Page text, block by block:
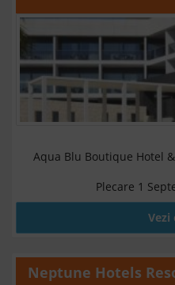
Aqua Blu Boutique Hotel
Plecare 1
Vezi
Neptune Hotels